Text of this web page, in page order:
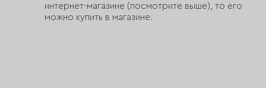
интернет-магазине (посмотрите выше), то его
можно купить в магазине.